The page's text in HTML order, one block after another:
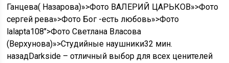
Ганцева( Назарова)»>Фото ВАЛЕРИЙ ЦАРЬКОВ»>Фото
сергей рева»>Фото Бог -есть любовь»>Фото
lalapta108″>Фото Светлана Власова
(Верхунова)»>Студийные наушники32 мин.
назадDarkside – отличный выбор для всех ценителей